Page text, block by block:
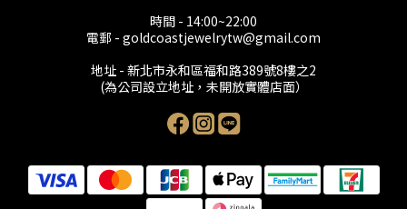
時間 - 14:00~22:00
電郵 - goldcoastjewelrytw@gmail.com
地址 - 新北市永和區福和路389號8樓之2
(為公司設立地址，未開放實體店面）